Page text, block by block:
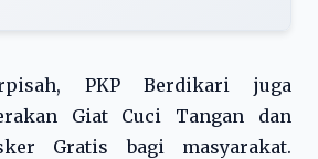
PKP Berdikari juga
Giat Cuci Tangan dan
Gratis bagi masyarakat.